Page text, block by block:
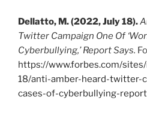
Dellatto, M. (2022, July 18).
Twitter Campaign One Of
Cyberbullying,’ Report Says.
https://www.forbes.com/
18/anti-amber-heard-twitter-
cases-of-cyberbullying-